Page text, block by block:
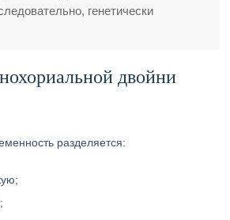
генетически
двойни
разделяется: